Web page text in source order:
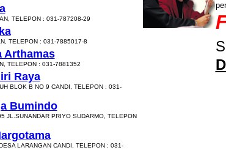
TELEPON : 031-787208-29
TELEPON : 031-7885017-8
Arthamas
TELEPON : 031-7881352
Raya
BLOK B NO 9 CANDI, TELEPON : 031-
Bumindo
JL.SUNANDAR PRIYO SUDARMO, TELEPON
LARANGAN CANDI, TELEPON : 031-